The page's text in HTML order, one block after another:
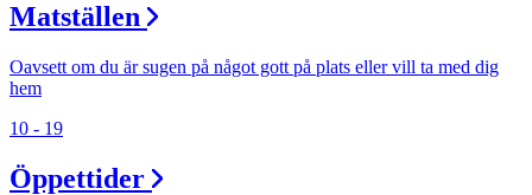
Matställen
Oavsett om du är sugen på något gott på plats eller vill ta med dig
hem
10 - 19
Öppettider